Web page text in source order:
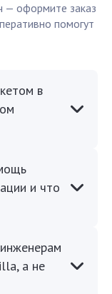
— оформите заказ
помогут
в
и что
а не